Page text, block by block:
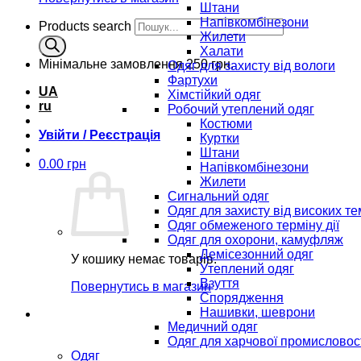
Products search
Мінімальне замовлення250 грн.
UA
ru
Увійти / Реєстрація
0.00 грн
У кошику немає товарів.
Повернутись в магазин
Штани
Напівкомбінезони
Жилети
Халати
Одяг для захисту від вологи
Фартухи
Хімстійкий одяг
Робочий утеплений одяг
Костюми
Куртки
Штани
Напівкомбінезони
Жилети
Сигнальний одяг
Одяг для захисту від високих
Одяг обмеженого терміну дії
Одяг для охорони, камуфляж
Демісезонний одяг
Утеплений одяг
Взуття
Спорядження
Нашивки, шеврони
Медичний одяг
Одяг для харчової
Одяг